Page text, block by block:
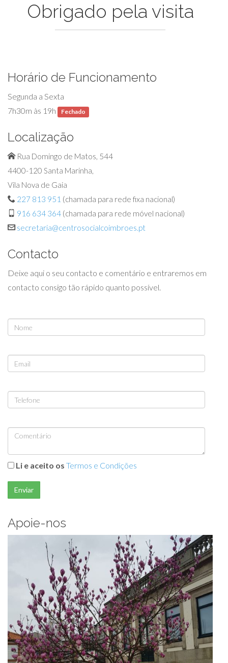
Obrigado pela visita
Horário de Funcionamento
Segunda a Sexta
7h30m às 19h
Fechado
Localização
Rua Domingo de Matos, 544
4400-120 Santa Marinha,
Vila Nova de Gaia
227 813 951 (chamada para rede fixa nacional)
916 634 364 (chamada para rede móvel nacional)
secretaria@centrosocialcoimbroes.pt
Contacto
Deixe aqui o seu contacto e comentário e entraremos em
contacto consigo tão rápido quanto possível.
Li e aceito os Termos e Condições
Enviar
Apoie-nos